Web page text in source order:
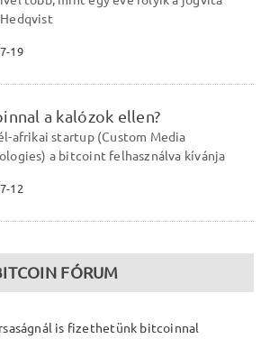
19
a kalózok ellen?
afrikai startup (Custom Media
a bitcoint felhasználva kívánja
12
FÓRUM
is fizethetünk bitcoinnal